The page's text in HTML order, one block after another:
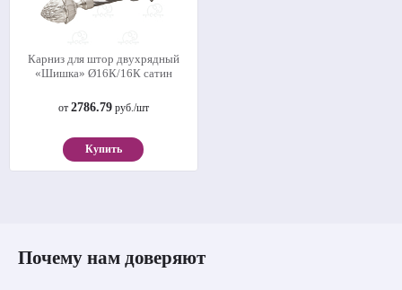
Карниз для штор двухрядный
«Шишка» Ø16К/16К сатин
от 2786.79руб./шт
Купить
Почему нам доверяют